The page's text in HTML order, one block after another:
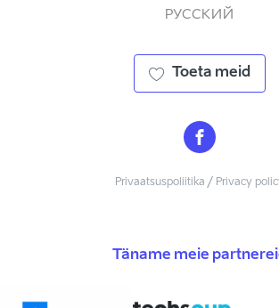
РУССКИЙ
Toeta meid
Privaatsuspoliitika / Privacy
Täname meie